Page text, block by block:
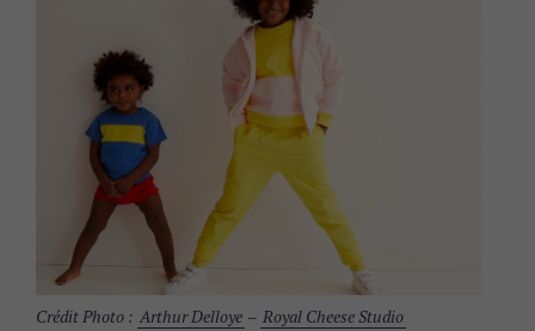
Crédit Photo : Arthur Delloye – Royal Cheese Studio